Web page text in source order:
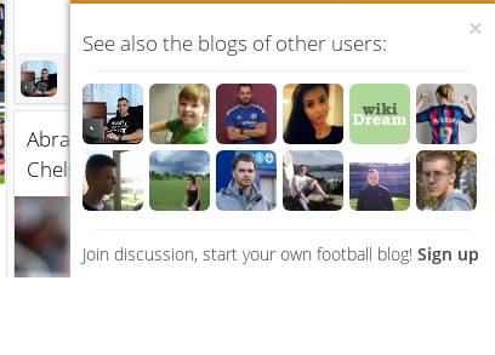
×
See also the blogs of other users:
Join discussion, start your own football blog! Sign up
11 years ago
Abramovich wanted me as
Chelsea boss